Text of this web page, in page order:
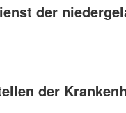
der
der